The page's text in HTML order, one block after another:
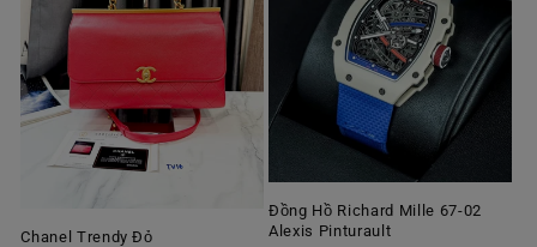
Chanel Trendy Đỏ
Đồng Hồ Richard Mille 67-02
Alexis Pinturault